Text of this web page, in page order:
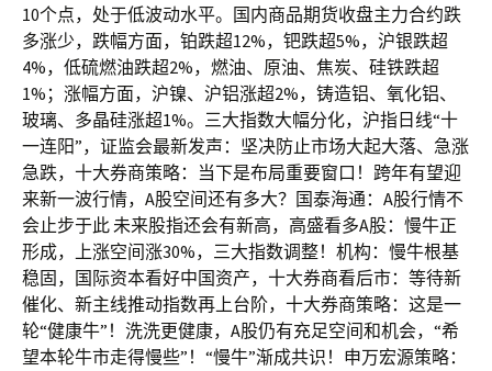
10个点，处于低波动水平。国内商品期货收盘主力合约跌
多涨少，跌幅方面，铂跌超12%，钯跌超5%，沪银跌超
4%，低硫燃油跌超2%，燃油、原油、焦炭、硅铁跌超
1%；涨幅方面，沪镍、沪铝涨超2%，铸造铝、氧化铝、
玻璃、多晶硅涨超1%。三大指数大幅分化，沪指日线“十
一连阳”，证监会最新发声：坚决防止市场大起大落、急涨
急跌，十大券商策略：当下是布局重要窗口！跨年有望迎
来新一波行情，A股空间还有多大？国泰海通：A股行情不
会止步于此 未来股指还会有新高，高盛看多A股：慢牛正
形成，上涨空间涨30%，三大指数调整！机构：慢牛根基
稳固，国际资本看好中国资产，十大券商看后市：等待新
催化、新主线推动指数再上台阶，十大券商策略：这是一
轮“健康牛”！洗洗更健康，A股仍有充足空间和机会，“希
望本轮牛市走得慢些”！“慢牛”渐成共识！申万宏源策略：